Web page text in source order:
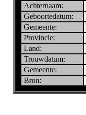
Achternaam:
Geboortedatum:
Gemeente:
Provincie:
Land:
Trouwdatum:
Gemeente:
Bron: